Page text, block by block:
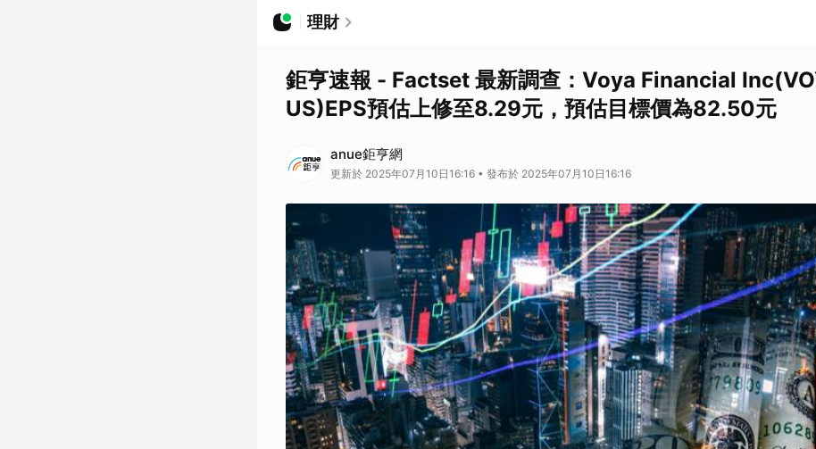
理財
鉅亨速報 - Factset 最新調查：Voya Financial
US)EPS預估上修至8.29元，預估目標價為82.50元
anue鉅亨網
更新於 2025年07月10日16:16 • 發布於 2025年07月10日16:16